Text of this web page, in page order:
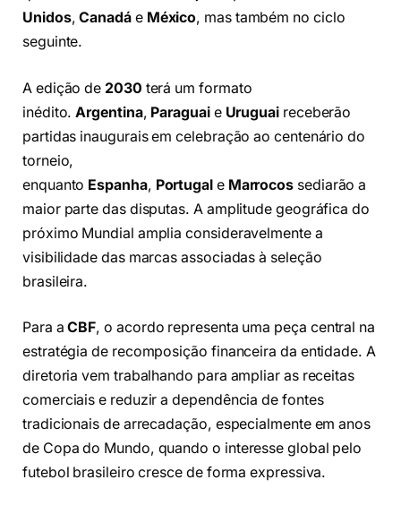
Unidos,Canadáe México, mas também no ciclo
seguinte.
A edição de 2030 terá um formato
inédito.Argentina, Paraguaie Uruguai receberão
partidas inaugurais em celebração ao centenário do
torneio,
enquanto Espanha, Portugale Marrocos sediarão a
maior parte das disputas. A amplitude geográfica do
próximo Mundial amplia consideravelmente a
visibilidade das marcas associadas à seleção
brasileira.
Para aCBF, o acordo representa uma peça central na
estratégia de recomposição financeira da entidade. A
diretoria vem trabalhando para ampliar as receitas
comerciais e reduzir a dependência de fontes
tradicionais de arrecadação, especialmente em anos
de Copa do Mundo, quando o interesse global pelo
futebol brasileiro cresce de forma expressiva.